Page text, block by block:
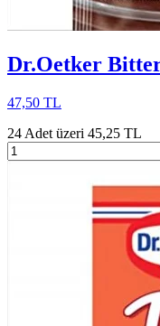
Dr.Oetker
47,50 TL
24 Adet üzeri 45,25 TL